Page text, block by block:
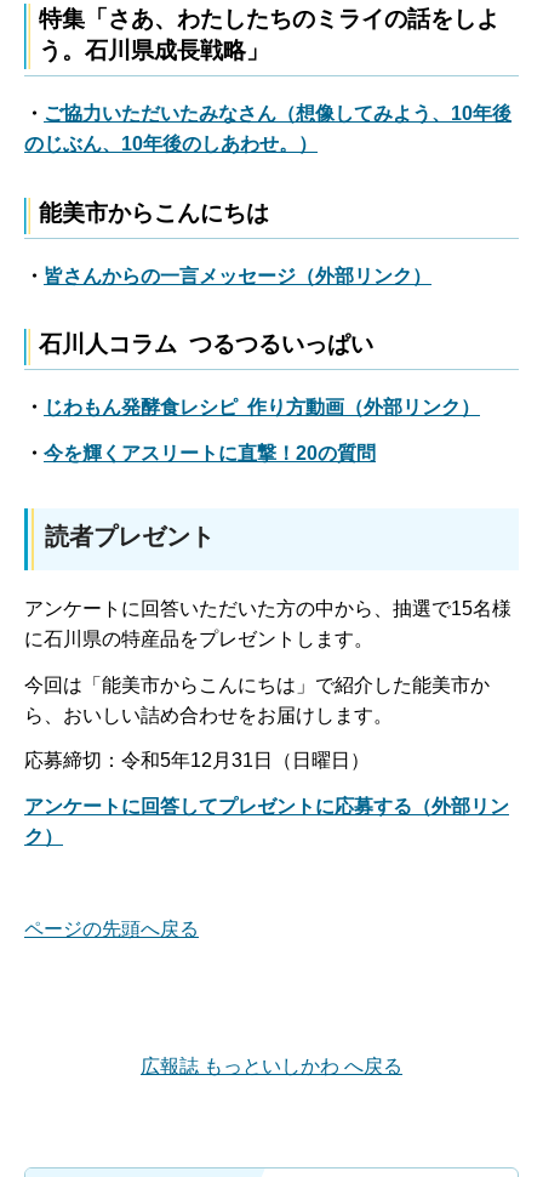
特集「さあ、わたしたちのミライの話をしよ
う。石川県成長戦略」
・ ご協力いただいたみなさん（想像してみよう、10年後
のじぶん、10年後のしあわせ。）
能美市からこんにちは
・ 皆さんからの一言メッセージ（外部リンク）
石川人コラム つるつるいっぱい
・ じわもん発酵食レシピ 作り方動画（外部リンク）
・ 今を輝くアスリートに直撃！20の質問
読者プレゼント
アンケートに回答いただいた方の中から、抽選で15名様
に石川県の特産品をプレゼントします。
今回は「能美市からこんにちは」で紹介した能美市か
ら、おいしい詰め合わせをお届けします。
応募締切：令和5年12月31日（日曜日）
アンケートに回答してプレゼントに応募する（外部リン
ク）
ページの先頭へ戻る
広報誌 もっといしかわ へ戻る